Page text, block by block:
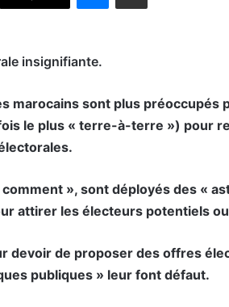
insignifiante.
marocains sont plus préoccupés
le plus « terre-à-terre ») pour
», sont déployés des «
attirer les électeurs potentiels
devoir de proposer des offres
publiques » leur font défaut.